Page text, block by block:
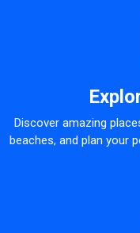
Discover amazing
beaches, and plan your